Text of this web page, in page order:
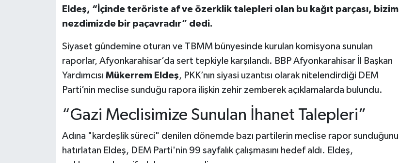
Eldeş, “İçinde teröriste af ve özerklik talepleri olan bu kağıt parçası, bizim
nezdimizde bir paçavradır” dedi.
Siyaset gündemine oturan ve TBMM bünyesinde kurulan komisyona sunulan
raporlar, Afyonkarahisar’da sert tepkiyle karşılandı. BBP Afyonkarahisar İl Başkan
Yardımcısı Mükerrem Eldeş, PKK’nın siyasi uzantısı olarak nitelendirdiği DEM
Parti’nin meclise sunduğu rapora ilişkin zehir zemberek açıklamalarda bulundu.
“Gazi Meclisimize Sunulan İhanet Talepleri”
Adına "kardeşlik süreci" denilen dönemde bazı partilerin meclise rapor sunduğunu
hatırlatan Eldeş, DEM Parti'nin 99 sayfalık çalışmasını hedef aldı. Eldeş,